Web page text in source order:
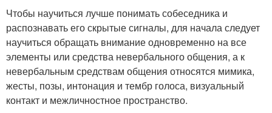
Чтобы научиться лучше понимать собеседника и
распознавать его скрытые сигналы, для начала следует
научиться обращать внимание одновременно на все
элементы или средства невербального общения, а к
невербальным средствам общения относятся мимика,
жесты, позы, интонация и тембр голоса, визуальный
контакт и межличностное пространство.